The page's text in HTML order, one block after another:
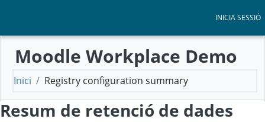
INICIA SESSIÓ
Moodle Workplace Demo
Inici Registry configuration summary
Resum de retenció de dades